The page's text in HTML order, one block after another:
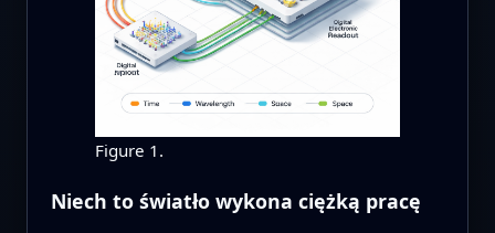
Figure 1.
Niech to światło wykona ciężką pracę